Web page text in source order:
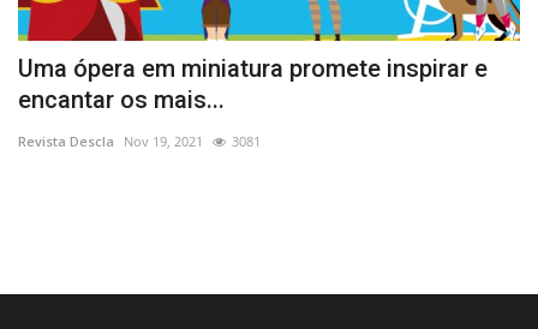
Uma ópera em miniatura promete inspirar e
encantar os mais...
Revista Descla Nov 19, 2021 3081